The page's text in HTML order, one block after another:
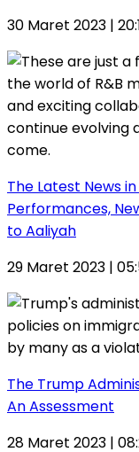
30 Maret 2023 |
The Latest News
Performances,
to Aaliyah
29 Maret 2023 |
The Trump
An Assessment
28 Maret 2023 |